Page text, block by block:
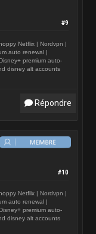
#9
Netflix | Nordvpn |
auto renewal |
premium auto-
disney alt accounts
Répondre
#10
Netflix | Nordvpn |
auto renewal |
premium auto-
disney alt accounts